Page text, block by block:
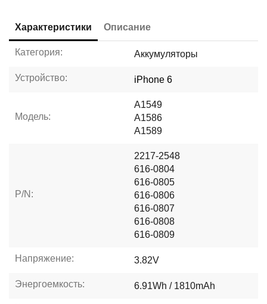
Характеристики Описание
Категория: Аккумуляторы
Устройство: iPhone 6
Модель:
A1549
A1586
A1589
P/N:
2217-2548
616-0804
616-0805
616-0806
616-0807
616-0808
616-0809
Напряжение: 3.82V
Энергоемкость: 6.91Wh / 1810mAh